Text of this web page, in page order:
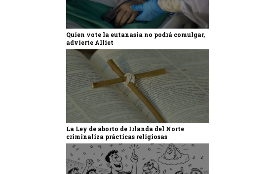
Quien vote la eutanasia no podrá comulgar,
advierte Alliet
La Ley de aborto de Irlanda del Norte
criminaliza prácticas religiosas